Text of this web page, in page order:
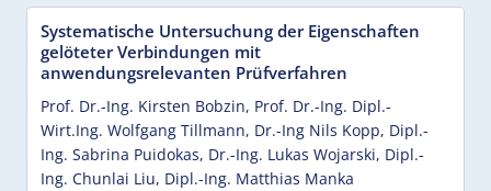
Systematische Untersuchung der Eigenschaften
gelöteter Verbindungen mit
anwendungsrelevanten Prüfverfahren
Prof. Dr.-Ing. Kirsten Bobzin, Prof. Dr.-Ing. Dipl.-
Wirt.Ing. Wolfgang Tillmann, Dr.-Ing Nils Kopp, Dipl.-
Ing. Sabrina Puidokas, Dr.-Ing. Lukas Wojarski, Dipl.-
Ing. Chunlai Liu, Dipl.-Ing. Matthias Manka